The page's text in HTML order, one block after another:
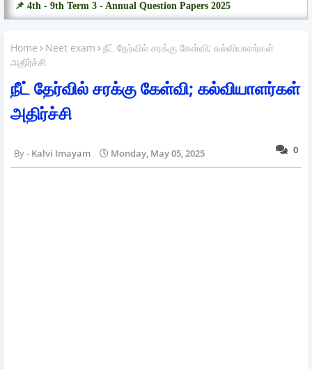
📌 4th - 9th Term 3 - Annual Question Papers 2025
Home Neet exam
நீட் தேர்வில் சரக்கு கேள்வி; கல்வியாளர்கள்
அதிர்ச்சி
நீட் தேர்வில் சரக்கு கேள்வி; கல்வியாளர்கள்
அதிர்ச்சி
0
Kalvi Imayam Monday, May 05, 2025